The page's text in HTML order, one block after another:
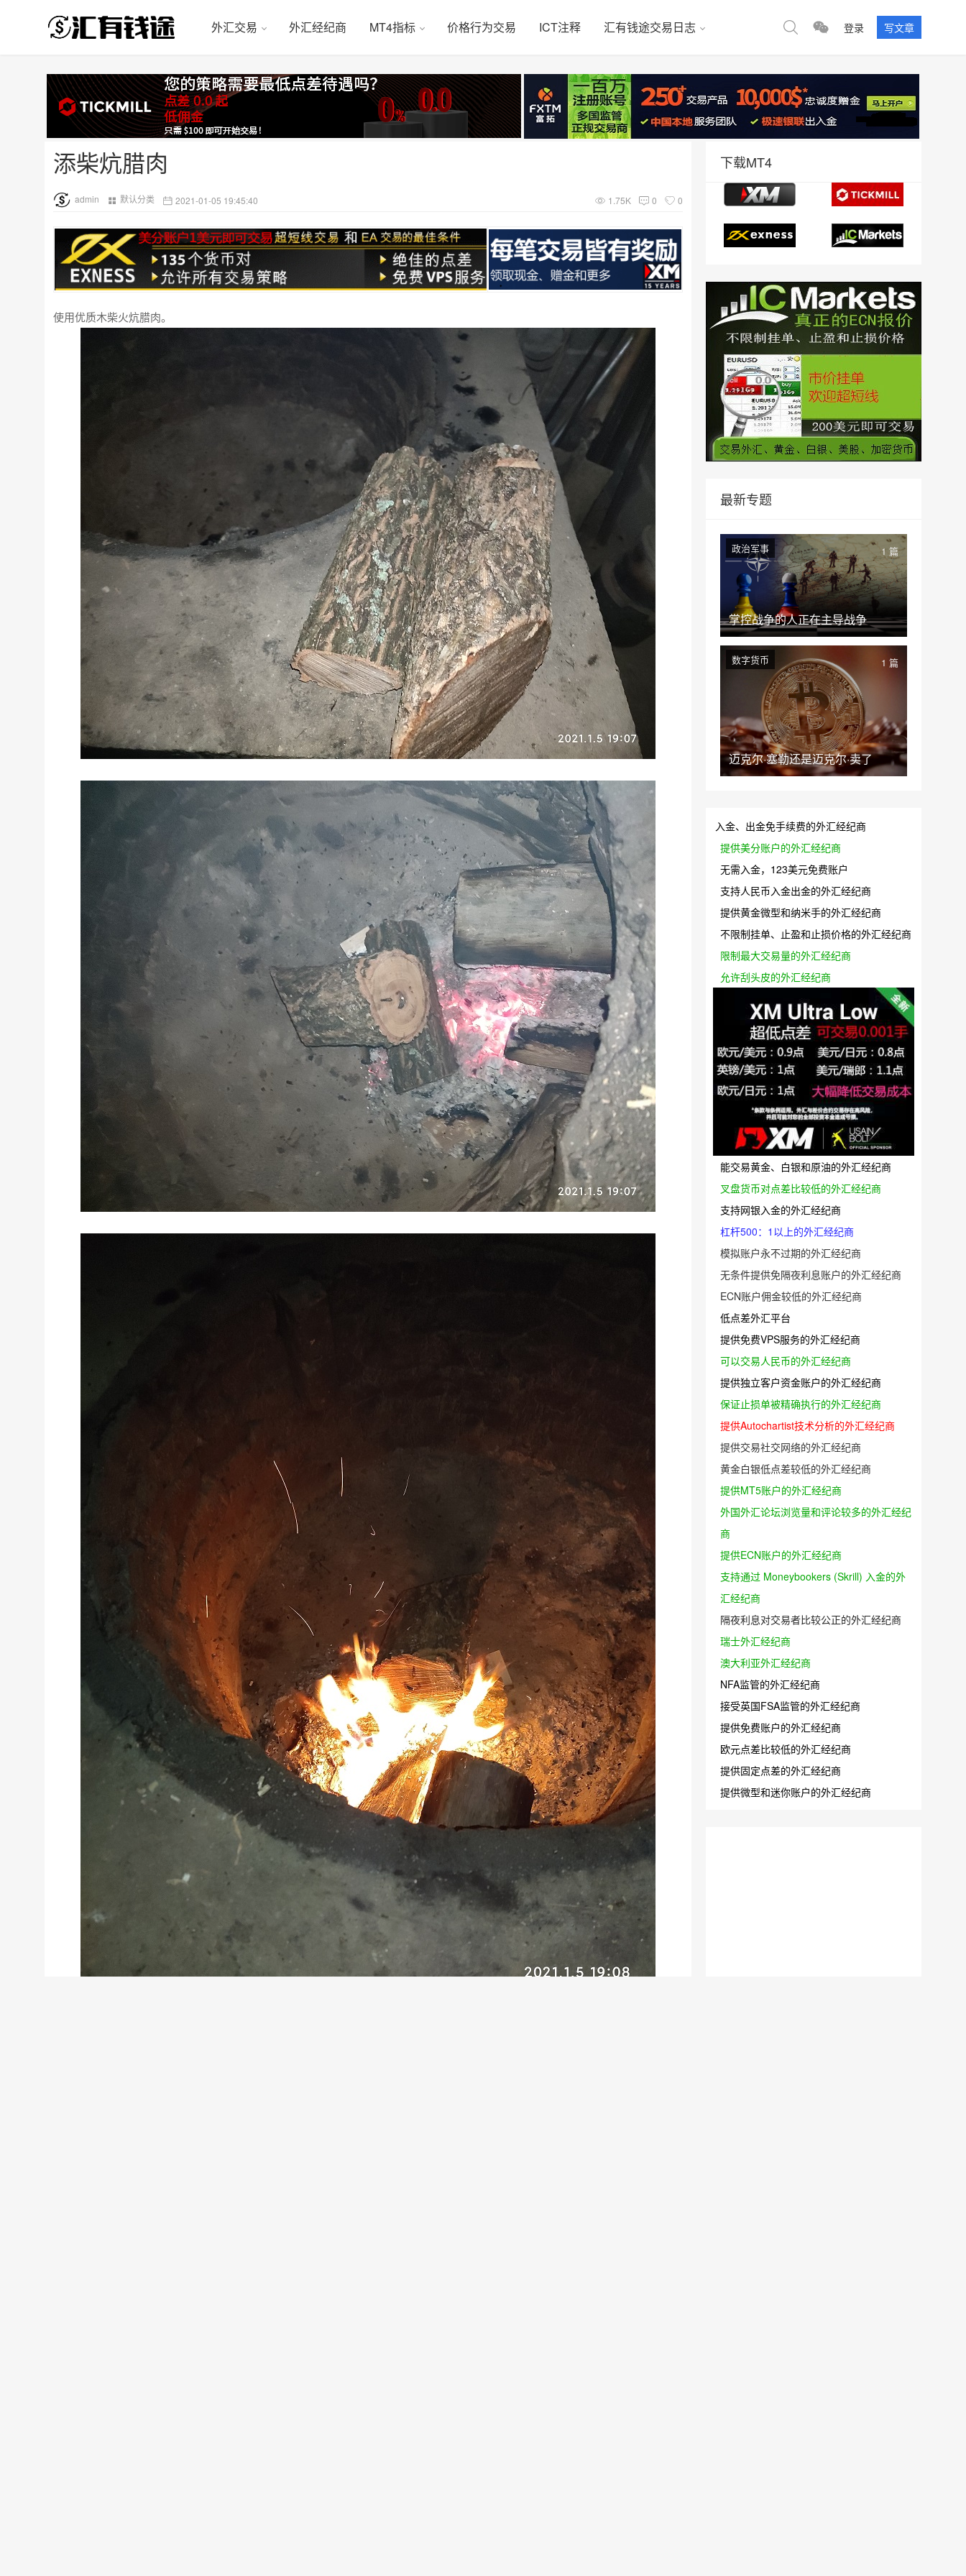
外汇交易 外汇经纪商 MT4指标 价格行为交易 ICT注释 汇有钱途交易日志 登录 写文章
添柴炕腊肉
admin 默认分类 2021-01-05 19:45:40 1.75K 0 0
使用优质木柴火炕腊肉。
下载MT4
最新专题
掌控战争的人正在主导战争
政治军事 1 篇
迈克尔·塞勒还是迈克尔·卖了
数字货币 1 篇
入金、出金免手续费的外汇经纪商
提供美分账户的外汇经纪商
无需入金，123美元免费账户
支持人民币入金出金的外汇经纪商
提供黄金微型和纳米手的外汇经纪商
不限制挂单、止盈和止损价格的外汇经纪商
限制最大交易量的外汇经纪商
允许刮头皮的外汇经纪商
能交易黄金、白银和原油的外汇经纪商
叉盘货币对点差比较低的外汇经纪商
支持网银入金的外汇经纪商
杠杆500：1以上的外汇经纪商
模拟账户永不过期的外汇经纪商
无条件提供免隔夜利息账户的外汇经纪商
ECN账户佣金较低的外汇经纪商
低点差外汇平台
提供免费VPS服务的外汇经纪商
可以交易人民币的外汇经纪商
提供独立客户资金账户的外汇经纪商
保证止损单被精确执行的外汇经纪商
提供Autochartist技术分析的外汇经纪商
提供交易社交网络的外汇经纪商
黄金白银低点差较低的外汇经纪商
提供MT5账户的外汇经纪商
外国外汇论坛浏览量和评论较多的外汇经纪
商
提供ECN账户的外汇经纪商
支持通过 Moneybookers (Skrill) 入金的外
汇经纪商
隔夜利息对交易者比较公正的外汇经纪商
瑞士外汇经纪商
澳大利亚外汇经纪商
NFA监管的外汇经纪商
接受英国FSA监管的外汇经纪商
提供免费账户的外汇经纪商
欧元点差比较低的外汇经纪商
提供固定点差的外汇经纪商
提供微型和迷你账户的外汇经纪商